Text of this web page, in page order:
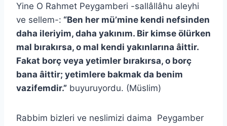
Yine O Rahmet Peygamberi -sallâllâhu aleyhi
ve sellem-: “Ben her mü’mine kendi nefsinden
daha ileriyim, daha yakınım. Bir kimse ölürken
mal bırakırsa, o mal kendi yakınlarına âittir.
Fakat borç veya yetimler bırakırsa, o borç
bana âittir; yetimlere bakmak da benim
vazifemdir.” buyuruyordu. (Müslim)
Rabbim bizleri ve neslimizi daima Peygamber